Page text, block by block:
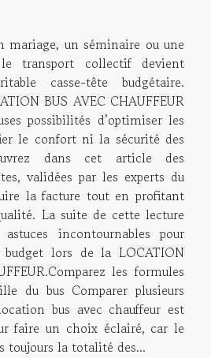
mariage, un séminaire ou une
transport collectif devient
casse-tête budgétaire.
BUS AVEC CHAUFFEUR
possibilités d’optimiser les
le confort ni la sécurité des
dans cet article des
validées par les experts du
la facture tout en profitant
La suite de cette lecture
incontournables pour
lors de la LOCATION
les formules
du bus Comparer plusieurs
bus avec chauffeur est
faire un choix éclairé, car le
toujours la totalité des...